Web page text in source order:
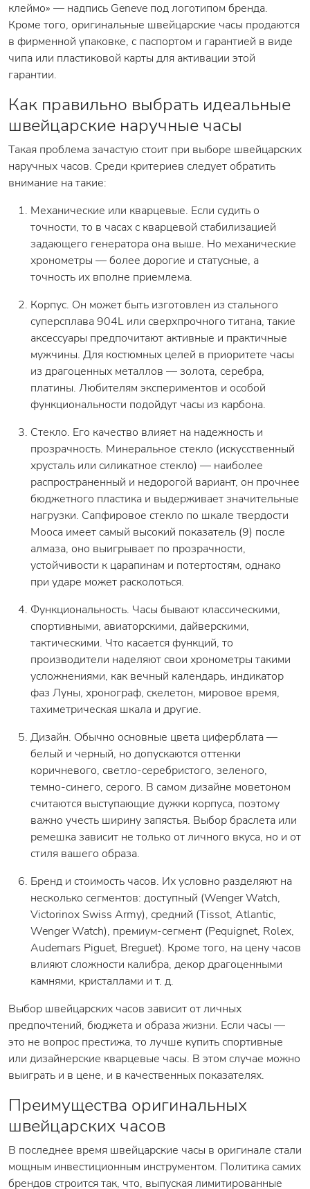
клеймо» — надпись Geneve под логотипом бренда.
Кроме того, оригинальные швейцарские часы продаются
в фирменной упаковке, с паспортом и гарантией в виде
чипа или пластиковой карты для активации этой
гарантии.
Как правильно выбрать идеальные
швейцарские наручные часы
Такая проблема зачастую стоит при выборе швейцарских
наручных часов. Среди критериев следует обратить
внимание на такие:
Механические или кварцевые. Если судить о
точности, то в часах с кварцевой стабилизацией
задающего генератора она выше. Но механические
хронометры — более дорогие и статусные, а
точность их вполне приемлема.
Корпус. Он может быть изготовлен из стального
суперсплава 904L или сверхпрочного титана, такие
аксессуары предпочитают активные и практичные
мужчины. Для костюмных целей в приоритете часы
из драгоценных металлов — золота, серебра,
платины. Любителям экспериментов и особой
функциональности подойдут часы из карбона.
Стекло. Его качество влияет на надежность и
прозрачность. Минеральное стекло (искусственный
хрусталь или силикатное стекло) — наиболее
распространенный и недорогой вариант, он прочнее
бюджетного пластика и выдерживает значительные
нагрузки. Сапфировое стекло по шкале твердости
Мооса имеет самый высокий показатель (9) после
алмаза, оно выигрывает по прозрачности,
устойчивости к царапинам и потертостям, однако
при ударе может расколоться.
Функциональность. Часы бывают классическими,
спортивными, авиаторскими, дайверскими,
тактическими. Что касается функций, то
производители наделяют свои хронометры такими
усложнениями, как вечный календарь, индикатор
фаз Луны, хронограф, скелетон, мировое время,
тахиметрическая шкала и другие.
Дизайн. Обычно основные цвета циферблата —
белый и черный, но допускаются оттенки
коричневого, светло-серебристого, зеленого,
темно-синего, серого. В самом дизайне моветоном
считаются выступающие дужки корпуса, поэтому
важно учесть ширину запястья. Выбор браслета или
ремешка зависит не только от личного вкуса, но и от
стиля вашего образа.
Бренд и стоимость часов. Их условно разделяют на
несколько сегментов: доступный (Wenger Watch,
Victorinox Swiss Army), средний (Tissot, Atlantic,
Wenger Watch), премиум-сегмент (Pequignet, Rolex,
Audemars Piguet, Breguet). Кроме того, на цену часов
влияют сложности калибра, декор драгоценными
камнями, кристаллами и т. д.
Выбор швейцарских часов зависит от личных
предпочтений, бюджета и образа жизни. Если часы —
это не вопрос престижа, то лучше купить спортивные
или дизайнерские кварцевые часы. В этом случае можно
выиграть и в цене, и в качественных показателях.
Преимущества оригинальных
швейцарских часов
В последнее время швейцарские часы в оригинале стали
мощным инвестиционным инструментом. Политика самих
брендов строится так, что, выпуская лимитированные